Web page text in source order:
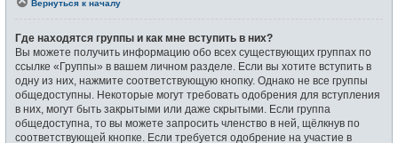
Вернуться к началу
Где находятся группы и как мне вступить в них?
Вы можете получить информацию обо всех существующих группах по
ссылке «Группы» в вашем личном разделе. Если вы хотите вступить в
одну из них, нажмите соответствующую кнопку. Однако не все группы
общедоступны. Некоторые могут требовать одобрения для вступления
в них, могут быть закрытыми или даже скрытыми. Если группа
общедоступна, то вы можете запросить членство в ней, щёлкнув по
соответствующей кнопке. Если требуется одобрение на участие в